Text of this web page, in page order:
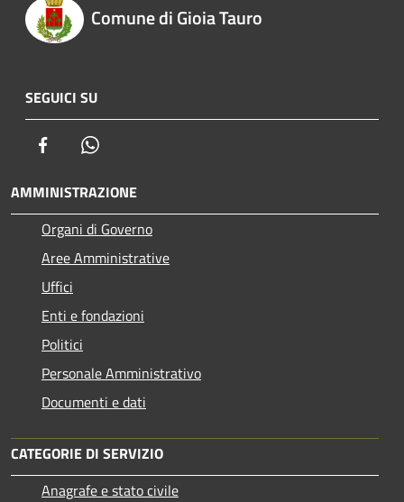
Comune di Gioia Tauro
SEGUICI SU
Facebook
AMMINISTRAZIONE
Organi di Governo
Aree Amministrative
Uffici
Enti e fondazioni
Politici
Personale Amministrativo
Documenti e dati
CATEGORIE DI SERVIZIO
Anagrafe e stato civile